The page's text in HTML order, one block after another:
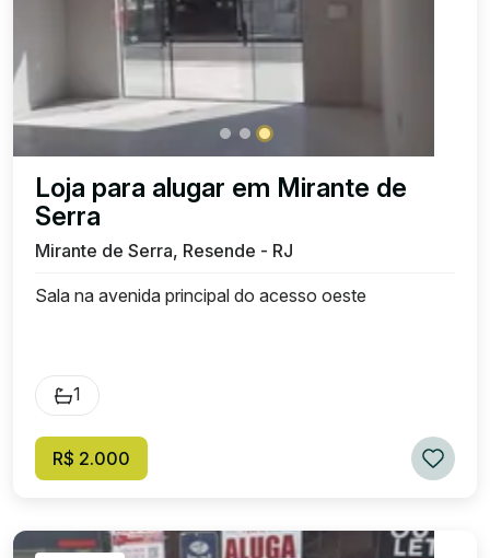
Loja para alugar em Mirante de
Serra
Mirante de Serra, Resende - RJ
Sala na avenida principal do acesso oeste
1
R$ 2.000